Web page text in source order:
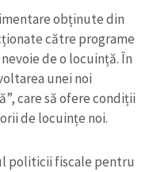
obținute din
către programe
de o locuință. În
unei noi
care să ofere condiții
de locuințe noi.
politicii fiscale pentru